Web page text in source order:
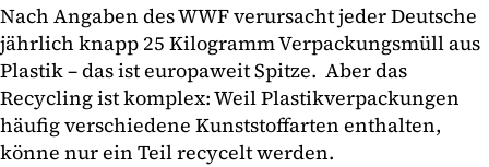
Nach Angaben des WWF verursacht jeder Deutsche
jährlich knapp 25 Kilogramm Verpackungsmüll aus
Plastik – das ist europaweit Spitze. Aber das
Recycling ist komplex: Weil Plastikverpackungen
häufig verschiedene Kunststoffarten enthalten,
könne nur ein Teil recycelt werden.